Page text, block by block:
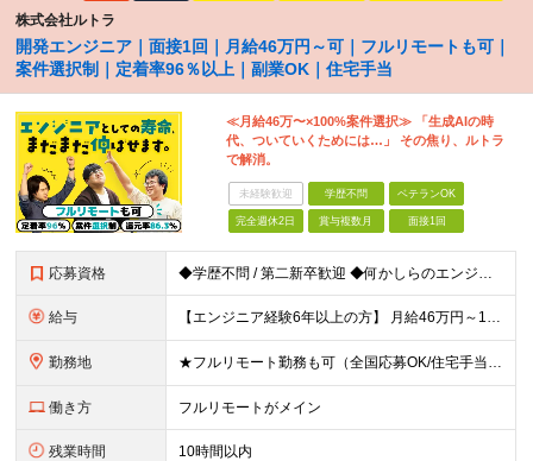
株式会社ルトラ
開発エンジニア｜面接1回｜月給46万円～可｜フルリモートも可｜
案件選択制｜定着率96％以上｜副業OK｜住宅手当
≪月給46万〜×100%案件選択≫ 「生成AIの時
代、ついていくためには…」 その焦り、ルトラ
で解消。
未経験歓迎 学歴不問 ベテランOK
完全週休2日 賞与複数月 面接1回
応募資格 ◆学歴不問 / 第二新卒歓迎 ◆何かしらのエンジニア経験をお持ちの方 （言語・期間・フェーズ不問） 経験浅めの方も遠慮なくご応募ください！ ■入社前Q＆A ────── ◎実力に見合った報酬が手に
給与 【エンジニア経験6年以上の方】 月給46万円～100万円（固定残業代含む） ※上記月給には月30時間分の固定残業代（月8万7,400円～月19万円）を含む。超過分は全額支給。 【エンジニア経験4年以
勤務地 ★フルリモート勤務も可（全国応募OK/住宅手当を支給します） ※案件によって常駐が必要になる場合があります。 ※希望がない限り、転勤はありません ※U・Iターン歓迎 ★ルトラの社員は全国各地で活躍中
働き方 フルリモートがメイン
残業時間 10時間以内